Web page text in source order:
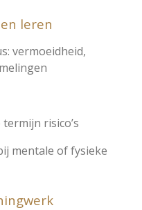
leren
vermoeidheid,
risico’s
mentale of fysieke